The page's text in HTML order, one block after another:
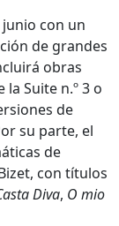
junio con un
de grandes
obras
la Suite n.º 3 o
de
su parte, el
de
con títulos
Diva, O mio